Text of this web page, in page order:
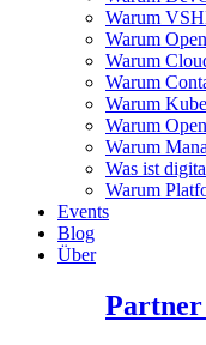
Warum
Warum
Warum
Warum
Warum
Warum
Warum
Was ist
Warum
Events
Blog
Über